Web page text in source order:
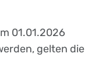
01.01.2026
gelten die